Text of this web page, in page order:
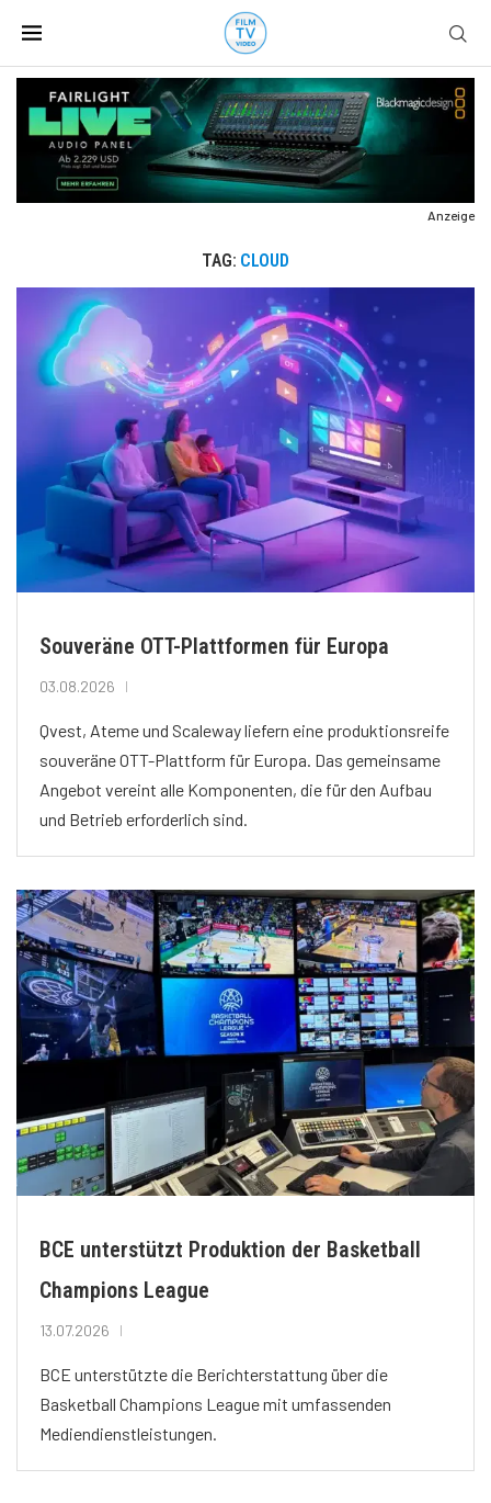
Anzeige
TAG: CLOUD
Souveräne OTT-Plattformen für Europa
03.08.2026
Qvest, Ateme und Scaleway liefern eine produktionsreife
souveräne OTT-Plattform für Europa. Das gemeinsame
Angebot vereint alle Komponenten, die für den Aufbau
und Betrieb erforderlich sind.
BCE unterstützt Produktion der Basketball
Champions League
13.07.2026
BCE unterstützte die Berichterstattung über die
Basketball Champions League mit umfassenden
Mediendienstleistungen.